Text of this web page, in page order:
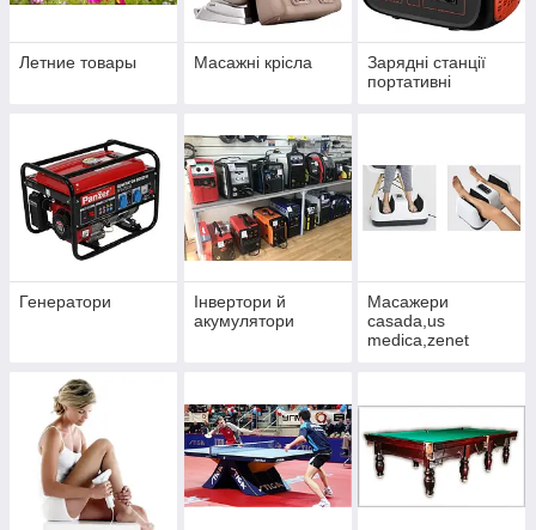
Летние товары Масажні крісла
Зарядні станції
портативні
Генератори
Інвертори й
акумулятори
Масажери
casada,us
medica,zenet